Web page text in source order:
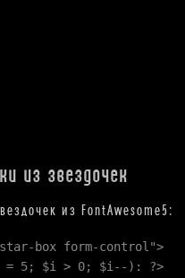
из звездочек
из FontAwesome5:
form-control">
> 0; $i--): ?>